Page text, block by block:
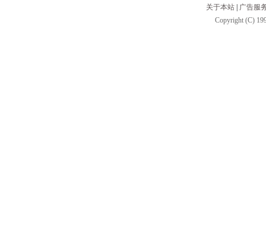
关于本站
广告服
Copyright (C)